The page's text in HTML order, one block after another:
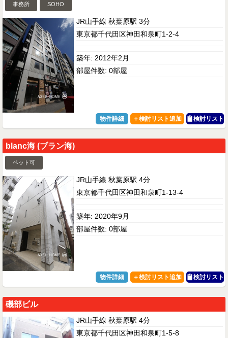
事務所 SOHO
JR山手線 秋葉原駅 3分
東京都千代田区神田和泉町1-2-4
築年: 2012年2月
部屋件数: 0部屋
物件詳細 検討リスト
blanc海 (ブラン海)
ペット可
JR山手線 秋葉原駅 4分
東京都千代田区神田和泉町1-13-4
築年: 2020年9月
部屋件数: 0部屋
物件詳細 検討リスト
磯部ビル
JR山手線 秋葉原駅 4分
東京都千代田区神田和泉町1-5-8